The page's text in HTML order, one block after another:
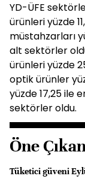
YD-ÜFE
ürünleri yüzde
müstahzarları
alt sektörler
ürünleri yüzde
optik ürünler
yüzde 17,25 ile
sektörler oldu.
Öne
Tüketici güveni